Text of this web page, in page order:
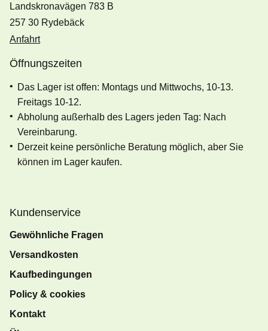
Landskronavägen 783 B
257 30 Rydebäck
Anfahrt
Öffnungszeiten
Das Lager ist offen: Montags und Mittwochs, 10-13.
Freitags 10-12.
Abholung außerhalb des Lagers jeden Tag: Nach
Vereinbarung.
Derzeit keine persönliche Beratung möglich, aber Sie
können im Lager kaufen.
Kundenservice
Gewöhnliche Fragen
Versandkosten
Kaufbedingungen
Policy & cookies
Kontakt